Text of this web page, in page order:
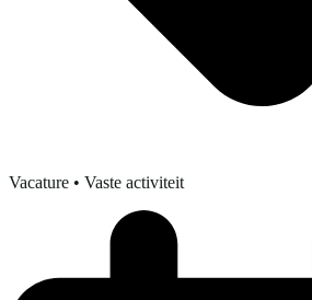
Vacature • Vaste activiteit